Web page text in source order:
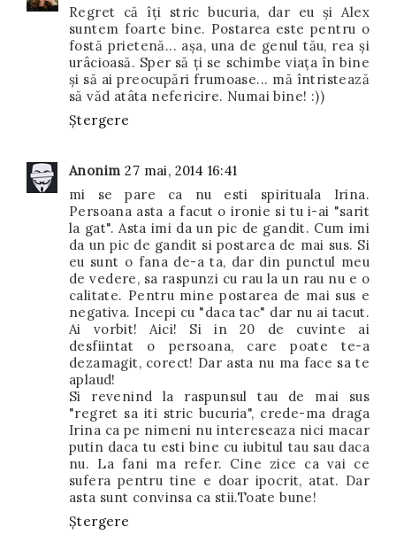
Regret că îți stric bucuria, dar eu și Alex
suntem foarte bine. Postarea este pentru o
fostă prietenă... așa, una de genul tău, rea și
urâcioasă. Sper să ți se schimbe viața în bine
și să ai preocupări frumoase... mă întristează
să văd atâta nefericire. Numai bine! :))
Ștergere
Anonim 27 mai, 2014 16:41
mi se pare ca nu esti spirituala Irina.
Persoana asta a facut o ironie si tu i-ai "sarit
la gat". Asta imi da un pic de gandit. Cum imi
da un pic de gandit si postarea de mai sus. Si
eu sunt o fana de-a ta, dar din punctul meu
de vedere, sa raspunzi cu rau la un rau nu e o
calitate. Pentru mine postarea de mai sus e
negativa. Incepi cu "daca tac" dar nu ai tacut.
Ai vorbit! Aici! Si in 20 de cuvinte ai
desfiintat o persoana, care poate te-a
dezamagit, corect! Dar asta nu ma face sa te
aplaud!
Si revenind la raspunsul tau de mai sus
"regret sa iti stric bucuria", crede-ma draga
Irina ca pe nimeni nu intereseaza nici macar
putin daca tu esti bine cu iubitul tau sau daca
nu. La fani ma refer. Cine zice ca vai ce
sufera pentru tine e doar ipocrit, atat. Dar
asta sunt convinsa ca stii.Toate bune!
Ștergere